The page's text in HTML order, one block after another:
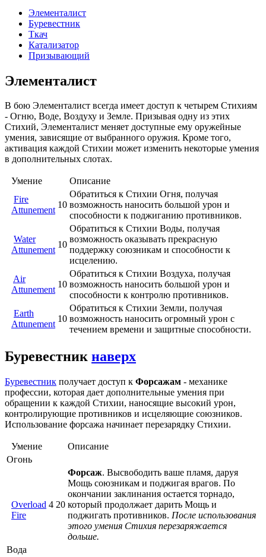
Элементалист
Буревестник
Ткач
Катализатор
Призывающий
Элементалист
В бою Элементалист всегда имеет доступ к четырем Стихиям
- Огню, Воде, Воздуху и Земле. Призывая одну из этих
Стихий, Элементалист меняет доступные ему оружейные
умения, зависящие от выбранного оружия. Кроме того,
активация каждой Стихии может изменить некоторые умения
в дополнительных слотах.
Умение
Описание
Fire
Attunement
10
Обратиться к Стихии Огня, получая
возможность наносить большой урон и
способности к поджиганию противников.
Water
Attunement
10
Обратиться к Стихии Воды, получая
возможность оказывать прекрасную
поддержку союзникам и способности к
исцелению.
Air
Attunement
10
Обратиться к Стихии Воздуха, получая
возможность наносить большой урон и
способности к контролю противников.
Earth
Attunement
10
Обратиться к Стихии Земли, получая
возможность наносить огромный урон с
течением времени и защитные способности.
Буревестник наверх
Буревестник получает доступ к Форсажам - механике
профессии, которая дает дополнительные умения при
обращении к каждой Стихии, наносящие высокий урон,
контролирующие противников и исцеляющие союзников.
Использование форсажа начинает перезарядку Стихии.
Умение
Описание
Огонь
Overload
Fire
4 20
Форсаж. Высвободить ваше пламя, даруя
Мощь союзникам и поджигая врагов. По
окончании заклинания остается торнадо,
который продолжает дарить Мощь и
поджигать противников. После использования
этого умения Стихия перезаряжается
дольше.
Вода